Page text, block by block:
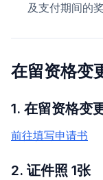
及支付期间的
在留资格变
1. 在留资格变
前往填写申请书
2. 证件照 1张